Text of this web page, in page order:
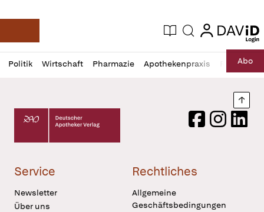
Deutsche Apotheker Zeitung
Aktuelle Ausgabe
Suche login
login
Politik Wirtschaft Pharmazie Apothekenpraxis RechtAbo
Profil
öffnen
Daz
Pur
Deutscher Apotheker Verlag Logo
FacebookInstagram
Service
Newsletter
Über uns
Rechtliches
Allgemeine
Geschäftsbedingungen